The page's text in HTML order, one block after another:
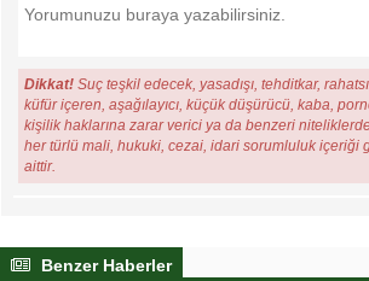
Dikkat! Suç teşkil edecek, yasadışı, tehditkar,
küfür içeren, aşağılayıcı, küçük düşürücü, kaba,
kişilik haklarına zarar verici ya da benzeri
her türlü mali, hukuki, cezai, idari sorumluluk içeriği
aittir.
Benzer Haberler